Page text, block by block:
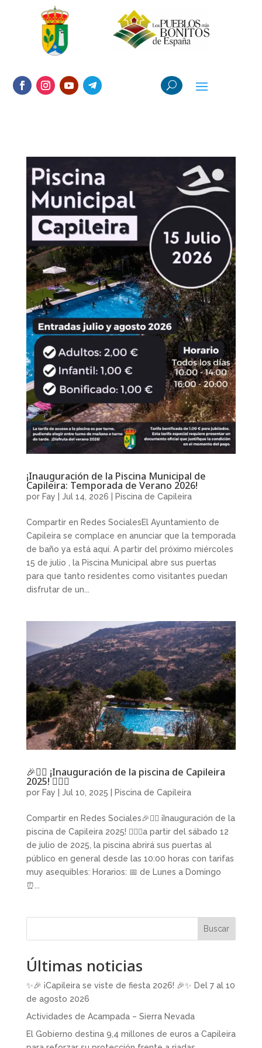
¡Inauguración de la Piscina Municipal de
Capileira: Temporada de Verano 2026!
por Fay Jul 14, 2026 Piscina de Capileira
Compartir en Redes SocialesEl Ayuntamiento de
Capileira se complace en anunciar que la temporada
de baño ya está aquí. A partir del próximo miércoles
15 de julio , la Piscina Municipal abre sus puertas
para que tanto residentes como visitantes puedan
disfrutar de un...
🎉🏊‍♂️ ¡Inauguración de la piscina de Capileira
2025! 🏊‍♀️🎉
por Fay Jul 10, 2025 Piscina de Capileira
Compartir en Redes Sociales🎉🏊‍♂️ ¡Inauguración de la
piscina de Capileira 2025! 🏊‍♀️🎉a partir del sábado 12
de julio de 2025, la piscina abrirá sus puertas al
público en general desde las 10:00 horas con tarifas
muy asequibles: Horarios: 📅 de Lunes a Domingo
⏰...
Buscar
Últimas noticias
✨🎉 ¡Capileira se viste de fiesta 2026! 🎉✨ Del 7 al 10
de agosto 2026
Actividades de Acampada – Sierra Nevada
El Gobierno destina 9,4 millones de euros a Capileira